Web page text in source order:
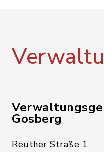
Gosberg
Reuther Straße 1